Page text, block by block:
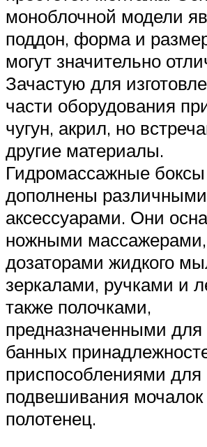
моноблочной модели
поддон, форма и
могут значительно
Зачастую для
части оборудования
чугун, акрил, но
другие материалы.
Гидромассажные
дополнены различными
аксессуарами. Они
ножными
дозаторами жидкого
зеркалами, ручками и
также полочками,
предназначенными для
банных
приспособлениями для
подвешивания
полотенец.